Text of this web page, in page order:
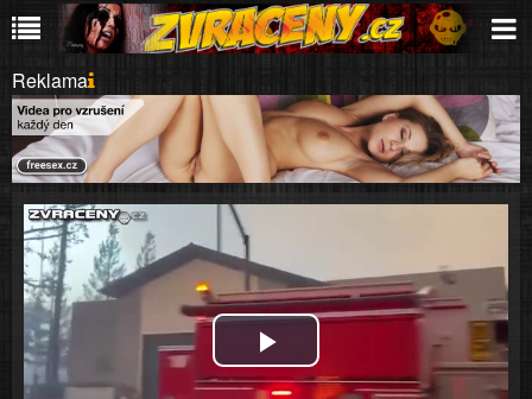
Reklama
Play